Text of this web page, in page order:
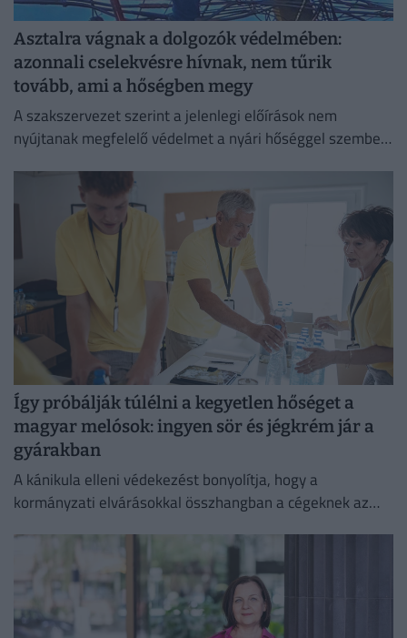
Asztalra vágnak a dolgozók védelmében:
azonnali cselekvésre hívnak, nem tűrik
tovább, ami a hőségben megy
A szakszervezet szerint a jelenlegi előírások nem
nyújtanak megfelelő védelmet a nyári hőséggel szemben,
védelmében.
Így próbálják túlélni a kegyetlen hőséget a
magyar melósok: ingyen sör és jégkrém jár a
gyárakban
A kánikula elleni védekezést bonyolítja, hogy a
kormányzati elvárásokkal összhangban a cégeknek az